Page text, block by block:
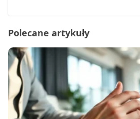
Polecane artykuły